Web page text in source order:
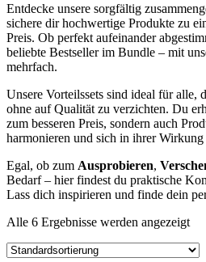
Entdecke unsere sorgfältig
sichere dir hochwertige Produkte zu
Preis. Ob perfekt aufeinander
beliebte Bestseller im Bundle – mit
mehrfach.
Unsere Vorteilssets sind ideal für alle,
ohne auf Qualität zu verzichten. Du
zum besseren Preis, sondern auch
harmonieren und sich in ihrer Wirkung
Egal, ob zum Ausprobieren,
Bedarf – hier findest du praktische
Lass dich inspirieren und finde dein
Alle 6 Ergebnisse werden angezeigt